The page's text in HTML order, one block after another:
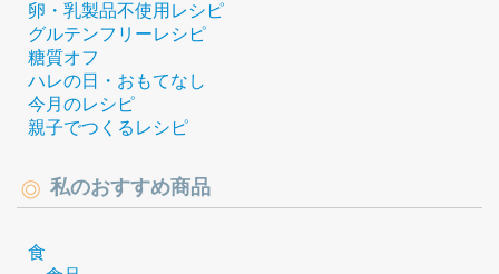
卵・乳製品不使用レシピ
グルテンフリーレシピ
糖質オフ
ハレの日・おもてなし
今月のレシピ
親子でつくるレシピ
私のおすすめ商品
食